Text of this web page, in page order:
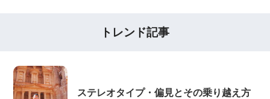
トレンド記事
ステレオタイプ・偏見とその乗り越え方